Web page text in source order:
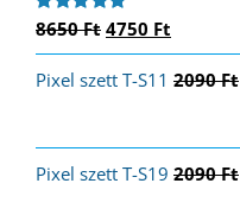
Értékelés:
8650Ft Original
price
was:
4750 Ft
price
is:
Pixel szett T-S11 2090Ft
Pixel szett T-S19 2090Ft